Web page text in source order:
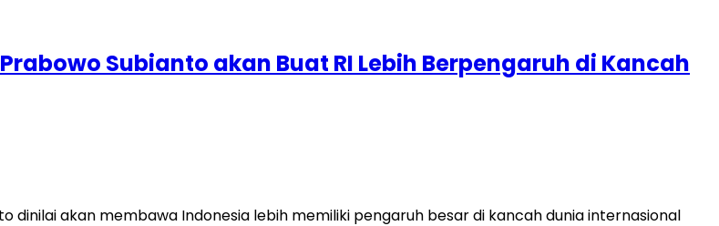
Subianto akan Buat RI Lebih Berpengaruh di Kancah
dinilai akan membawa Indonesia lebih memiliki pengaruh besar di kancah dunia internasional